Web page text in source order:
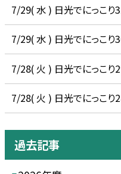
7/29( 水 ) 日光でにっこり
7/29( 水 ) 日光でにっこり
7/28( 火 ) 日光でにっこり
7/28( 火 ) 日光でにっこり
過去記事